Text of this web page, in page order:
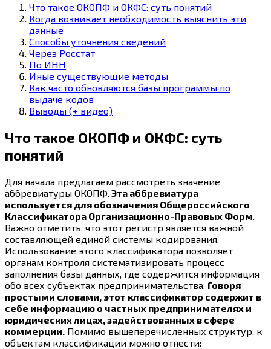
Что такое ОКОПФ и ОКФС: суть понятий
Когда возникает необходимость выяснить эти
данные
Способы уточнения сведений
Через Росстат
По ИНН
Иные существующие методы
Как часто обновляются базы программы по
выдаче кодов
Выводы (+ видео)
Что такое ОКОПФ и ОКФС: суть
понятий
Для начала предлагаем рассмотреть значение
аббревиатуры ОКОПФ. Эта аббревиатура
используется для обозначения Общероссийского
Классификатора Организационно-Правовых Форм
Важно отметить, что этот регистр является важной
составляющей единой системы кодирования.
Использование этого классификатора позволяет
органам контроля систематизировать процесс
заполнения базы данных, где содержится информация
обо всех субъектах предпринимательства. Говоря
простыми словами, этот классификатор содержит в
себе информацию о частных предпринимателях и
юридических лицах, задействованных в сфере
коммерции. Помимо вышеперечисленных структур, к
объектам классификации можно отнести: